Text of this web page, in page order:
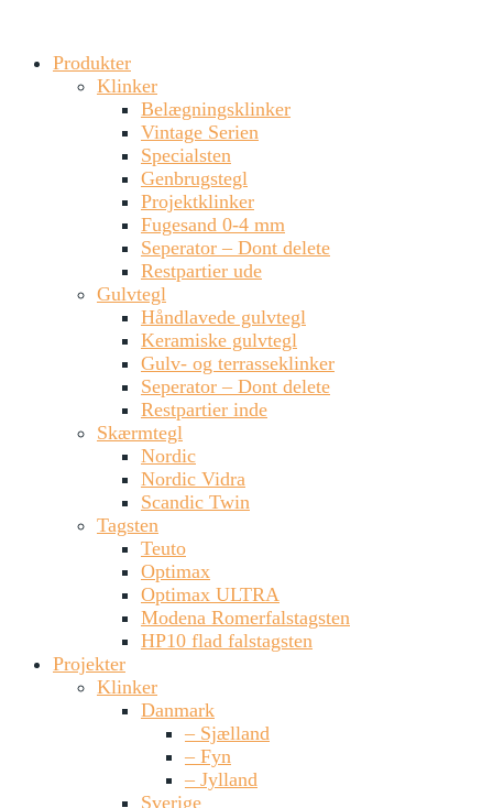
Produkter
Klinker
Belægningsklinker
Vintage Serien
Specialsten
Genbrugstegl
Projektklinker
Fugesand 0-4 mm
Seperator – Dont delete
Restpartier ude
Gulvtegl
Håndlavede gulvtegl
Keramiske gulvtegl
Gulv- og terrasseklinker
Seperator – Dont delete
Restpartier inde
Skærmtegl
Nordic
Nordic Vidra
Scandic Twin
Tagsten
Teuto
Optimax
Optimax ULTRA
Modena Romerfalstagsten
HP10 flad falstagsten
Projekter
Klinker
Danmark
– Sjælland
– Fyn
– Jylland
Sverige